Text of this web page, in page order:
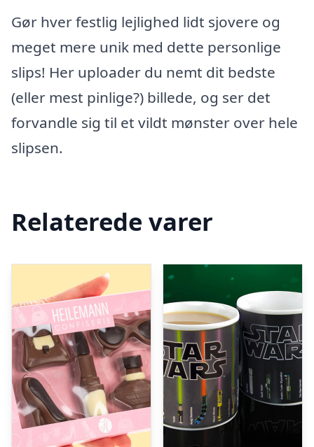
Gør hver festlig lejlighed lidt sjovere og
meget mere unik med dette personlige
slips! Her uploader du nemt dit bedste
(eller mest pinlige?) billede, og ser det
forvandle sig til et vildt mønster over hele
slipsen.
Relaterede varer